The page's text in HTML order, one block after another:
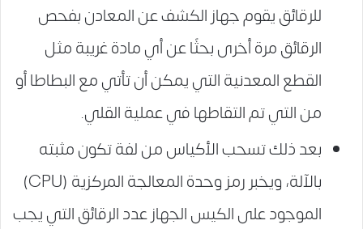
للرقائق يقوم جهاز الكشف عن المعادن بفحص
الرقائق مرة أخرى بحثًا عن أي مادة غريبة مثل
القطع المعدنية التي يمكن أن تأتي مع البطاطا أو
من التي تم التقاطها في عملية القلي.
بعد ذلك تسحب الأكياس من لفة تكون مثبته
بالآلة، ويخبر رمز وحدة المعالجة المركزية (CPU)
الموجود على الكيس الجهاز عدد الرقائق التي يجب